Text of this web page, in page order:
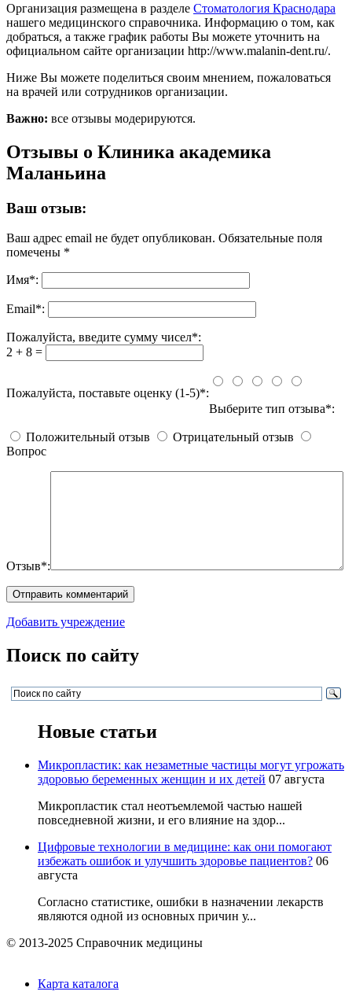
Организация размещена в разделе Стоматология Краснодара
нашего медицинского справочника. Информацию о том, как
добраться, а также график работы Вы можете уточнить на
официальном сайте организации http://www.malanin-dent.ru/.
Ниже Вы можете поделиться своим мнением, пожаловаться
на врачей или сотрудников организации.
Важно: все отзывы модерируются.
Отзывы о Клиника академика
Маланьина
Ваш отзыв:
Ваш адрес email не будет опубликован. Обязательные поля
помечены *
Имя*:
Email*:
Пожалуйста, введите сумму чисел*:
2 + 8 =
Пожалуйста, поставьте оценку (1-5)*:
Выберите тип отзыва*:
Положительный отзыв
Отрицательный отзыв
Вопрос
Отзыв*:
Добавить учреждение
Поиск по сайту
Новые статьи
Микропластик: как незаметные частицы могут угрожать
здоровью беременных женщин и их детей 07 августа
Микропластик стал неотъемлемой частью нашей
повседневной жизни, и его влияние на здор...
Цифровые технологии в медицине: как они помогают
избежать ошибок и улучшить здоровье пациентов? 06
августа
Согласно статистике, ошибки в назначении лекарств
являются одной из основных причин у...
© 2013-2025 Справочник медицины
Карта каталога